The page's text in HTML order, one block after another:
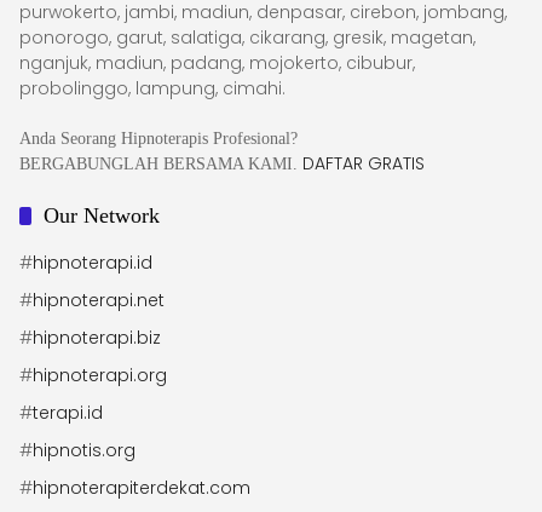
purwokerto, jambi, madiun, denpasar, cirebon, jombang,
ponorogo, garut, salatiga, cikarang, gresik, magetan,
nganjuk, madiun, padang, mojokerto, cibubur,
probolinggo, lampung, cimahi.
Anda Seorang Hipnoterapis Profesional?
BERGABUNGLAH BERSAMA KAMI. DAFTAR GRATIS
Our Network
#hipnoterapi.id
#hipnoterapi.net
#hipnoterapi.biz
#hipnoterapi.org
#terapi.id
#hipnotis.org
#hipnoterapiterdekat.com